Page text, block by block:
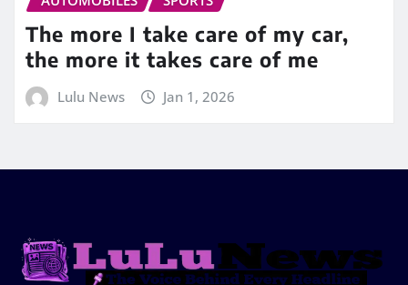
The more I take care of my car,
the more it takes care of me
Lulu News Jan 1, 2026